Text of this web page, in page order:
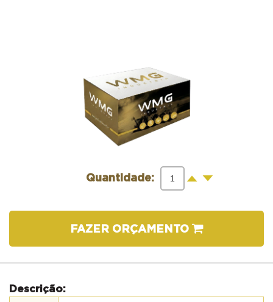
Quantidade: + -
FAZER ORÇAMENTO
Descrição: